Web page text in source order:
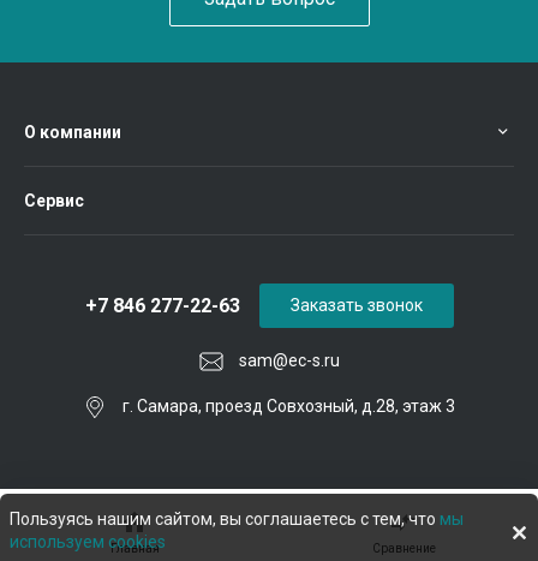
Главная Сравнение
О компании
Сервис
sam@ec-s.ru
+7 846 277-22-63
г. Самара, проезд Совхозный, д.28, этаж 3
Заказать звонок
Пользуясь нашим сайтом, вы соглашаетесь с тем, что мы
используем cookies